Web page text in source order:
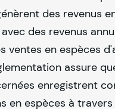
des revenus
des revenus
ventes en espèces
assure
enregistrent
en espèces à travers